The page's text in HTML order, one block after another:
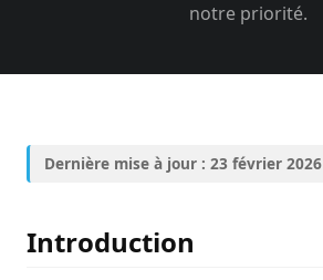
nav.tours
notre priorité.
Dernière mise à jour : 23 février 2026
Introduction